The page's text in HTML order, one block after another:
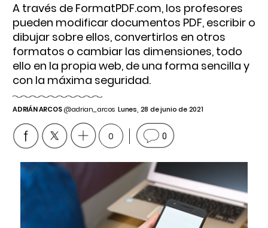
A través de FormatPDF.com, los profesores
pueden modificar documentos PDF, escribir o
dibujar sobre ellos, convertirlos en otros
formatos o cambiar las dimensiones, todo
ello en la propia web, de una forma sencilla y
con la máxima seguridad.
ADRIÁN ARCOS@adrian_arcos Lunes, 28 de junio de 2021
0 0